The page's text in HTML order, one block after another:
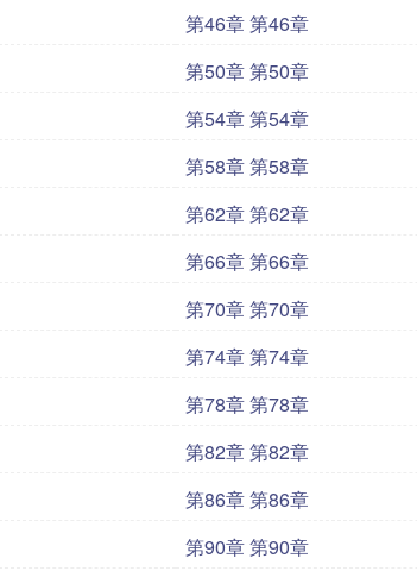
第46章 第46章
第50章 第50章
第54章 第54章
第58章 第58章
第62章 第62章
第66章 第66章
第70章 第70章
第74章 第74章
第78章 第78章
第82章 第82章
第86章 第86章
第90章 第90章